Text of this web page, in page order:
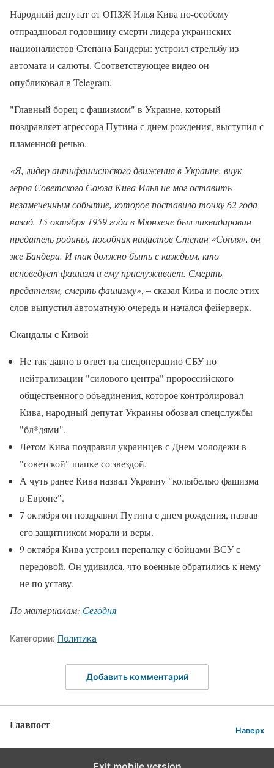
Народный депутат от ОПЗЖ Илья Кива по-особому
отпраздновал годовщину смерти лидера украинских
националистов Степана Бандеры: устроил стрельбу из
автомата и салюты. Соответствующее видео он
опубликовал в Telegram.
"Главный борец с фашизмом" в Украине, который
поздравляет агрессора Путина с днем рождения, выступил с
пламенной речью.
«Я, лидер антифашистского движения в Украине, внук
героя Советского Союза Кива Илья не мог оставить
незамеченным событие, которое поставило точку 62 года
назад. 15 октября 1959 года в Мюнхене был ликвидирован
предатель родины, пособник нацистов Степан «Сопля», он
же Бандера. И так должно быть с каждым, кто
исповедует фашизм и ему прислуживает. Смерть
предателям, смерть фашизму», – сказал Кива и после этих
слов выпустил автоматную очередь и начался фейерверк.
Скандалы с Кивой
Не так давно в ответ на спецоперацию СБУ по
нейтрализации "силового центра" пророссийского
общественного объединения, которое контролировал
Кива, народный депутат Украины обозвал спецслужбы
"бл*дями".
Летом Кива поздравил украинцев с Днем молодежи в
"советской" шапке со звездой.
А чуть ранее Кива назвал Украину "колыбелью фашизма
в Европе".
7 октября он поздравил Путина с днем рождения, назвав
его защитником морали и веры.
9 октября Кива устроил перепалку с бойцами ВСУ с
передовой. Он удивился, что военные обратились к нему
не по уставу.
По материалам: Сегодня
Категории: Политика
Добавить комментарий
Главпост Наверх